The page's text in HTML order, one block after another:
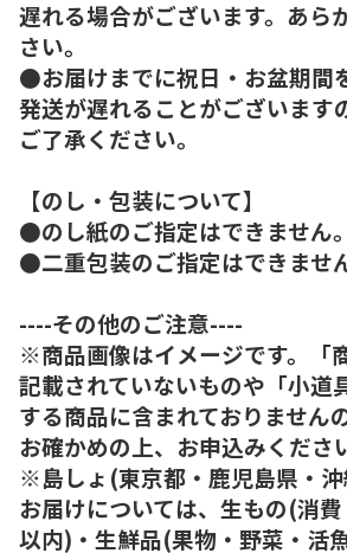
遅れる場合がございます。あら
さい。
●お届けまでに祝日・お盆期間
発送が遅れることがございます
ご了承ください。
【のし・包装について】
●のし紙のご指定はできません。
●二重包装のご指定はできませ
----その他のご注意----
※商品画像はイメージです。「
記載されていないものや「小道
する商品に含まれておりません
お確かめの上、お申込みくださ
※島しょ(東京都・鹿児島県・
お届けについては、生もの(消
以内)・生鮮品(果物・野菜・活